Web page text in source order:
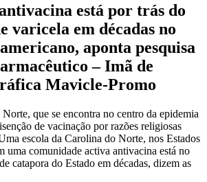
está por trás do
varicela em décadas no
aponta pesquisa
– Imã de
Mavicle-Promo
que se encontra no centro da epidemia
de vacinação por razões religiosas
escola da Carolina do Norte, nos Estados
uma comunidade activa antivacina está no
catapora do Estado em décadas, dizem as